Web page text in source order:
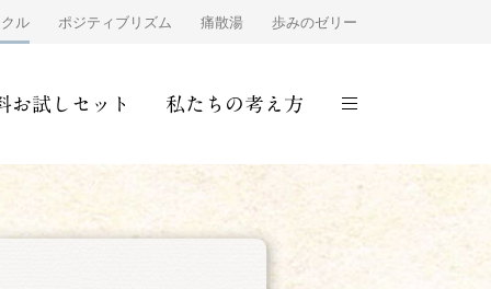
ル ポジティブリズム 痛散湯 歩みのゼリー
お試しセット 私たちの考え方